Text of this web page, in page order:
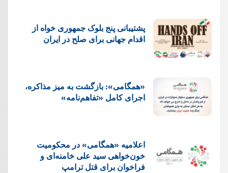
پشتيبانی پنج بلوک جمهوری خواه از
اقدام جهانی برای صلح در ایران
«همگامی»: بازگشت به میز مذاکره،
اجرای کامل «تفاهم‌نامه»
اعلامیه «همگامی» در محکومیت
خون‌خواهی سید علی خامنه‌ای و
فراخوان برای قتل ترامپ